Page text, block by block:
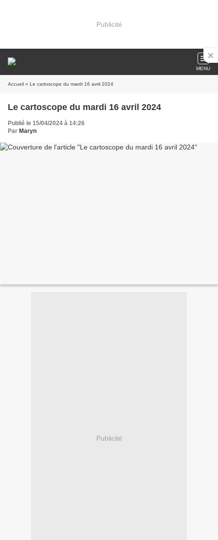
Publicité
MENU
Accueil » Le cartoscope du mardi 16 avril 2024
Le cartoscope du mardi 16 avril 2024
Publié le 15/04/2024 à 14:26
Par Maryn
Publicité